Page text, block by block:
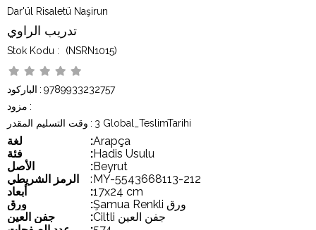
Dar'ül Risaletü Naşirun
تدريب الراوي
(NSRN1015)
الباركود : 9789933232757
مزود :
وقت التسليم المقدر : 3 Global_TeslimTarihi
لغة :Arapça
فئة
:Hadis Usulu
الأصل
:Beyrut
الرمز الشريطي
: MY-5543668113-212
أبعاد
:17x24 cm
ورق
:
Şamua Renkli ورق
جفن العين
:
Ciltli جفن العين